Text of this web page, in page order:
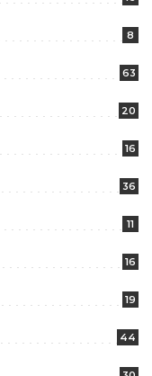
8
63
20
16
36
11
16
19
44